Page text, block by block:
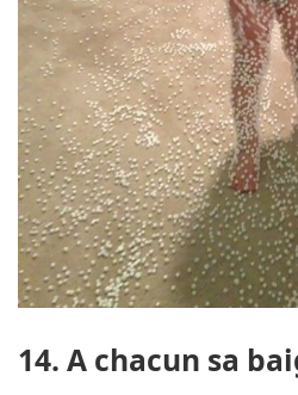
14. A chacun sa